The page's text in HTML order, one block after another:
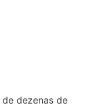
dezenas de